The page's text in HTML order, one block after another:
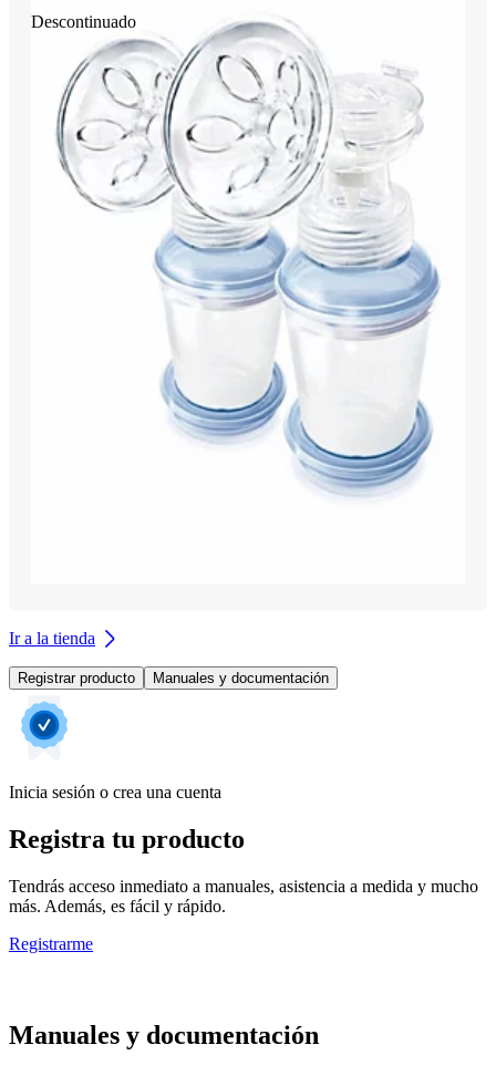
Descontinuado
Ir a la tienda
Registrar producto Manuales y documentación
Inicia sesión o crea una cuenta
Registra tu producto
Tendrás acceso inmediato a manuales, asistencia a medida y mucho
más. Además, es fácil y rápido.
Registrarme
Manuales y documentación